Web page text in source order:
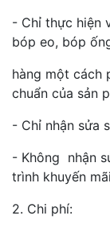
- Chỉ thực hiện
bóp eo, bóp
hàng một cách
chuẩn của sản
- Chỉ nhận sửa
- Không nhận
trình khuyến mãi
2. Chi phí: